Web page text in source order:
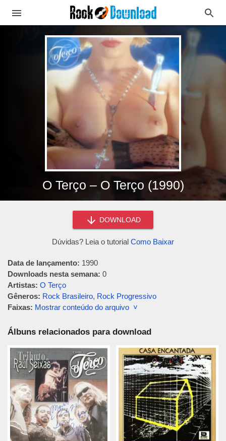
O Terço – O Terço (1990)
DOWNLOAD
Dúvidas? Leia o tutorial Como Baixar
Data de lançamento: 1990
Downloads nesta semana: 0
Artistas: O Terço
Gêneros: Rock Brasileiro, Rock Progressivo
Faixas: Mostrar conteúdo do arquivo ˅
Álbuns relacionados para download